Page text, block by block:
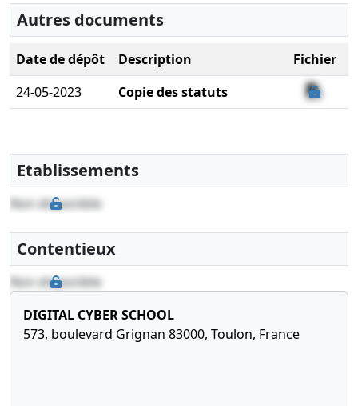
Autres documents
Date de dépôt Description
Fichier
24-05-2023
Copie des statuts
Etablissements
Non disponible
Contentieux
Non disponible
DIGITAL CYBER SCHOOL
573, boulevard Grignan 83000, Toulon, France